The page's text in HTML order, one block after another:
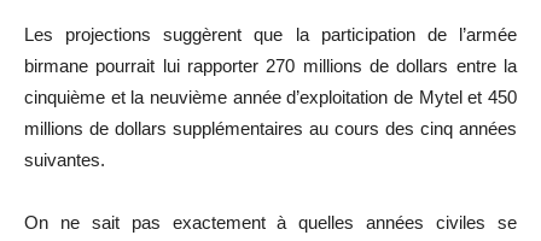
Les projections suggèrent que la participation de l’armée
birmane pourrait lui rapporter 270 millions de dollars entre la
cinquième et la neuvième année d’exploitation de Mytel et 450
millions de dollars supplémentaires au cours des cinq années
suivantes.
On ne sait pas exactement à quelles années civiles se